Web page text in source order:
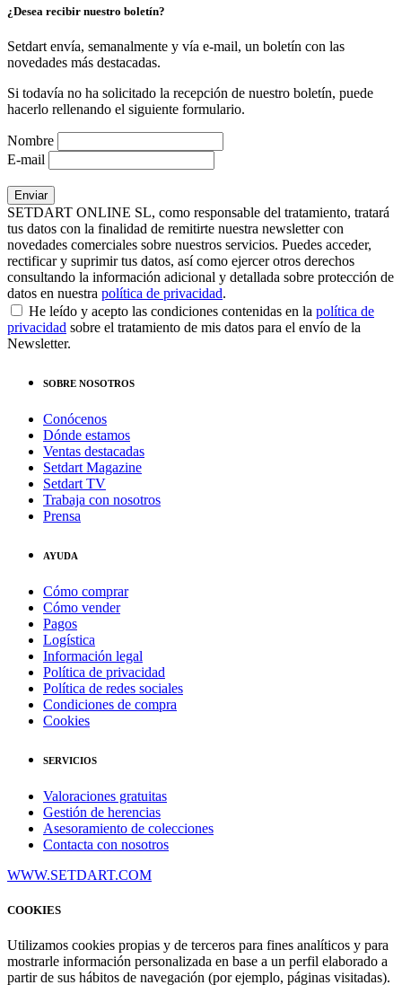
¿Desea recibir nuestro boletín?
Setdart envía, semanalmente y vía e-mail, un boletín con las
novedades más destacadas.
Si todavía no ha solicitado la recepción de nuestro boletín, puede
hacerlo rellenando el siguiente formulario.
Nombre
E-mail
SETDART ONLINE SL, como responsable del tratamiento, tratará
tus datos con la finalidad de remitirte nuestra newsletter con
novedades comerciales sobre nuestros servicios. Puedes acceder,
rectificar y suprimir tus datos, así como ejercer otros derechos
consultando la información adicional y detallada sobre protección de
datos en nuestra política de privacidad.
He leído y acepto las condiciones contenidas en la política de
privacidad sobre el tratamiento de mis datos para el envío de la
Newsletter.
SOBRE NOSOTROS
Conócenos
Dónde estamos
Ventas destacadas
Setdart Magazine
Setdart TV
Trabaja con nosotros
Prensa
AYUDA
Cómo comprar
Cómo vender
Pagos
Logística
Información legal
Política de privacidad
Política de redes sociales
Condiciones de compra
Cookies
SERVICIOS
Valoraciones gratuitas
Gestión de herencias
Asesoramiento de colecciones
Contacta con nosotros
WWW.SETDART.COM
COOKIES
Utilizamos cookies propias y de terceros para fines analíticos y para
mostrarle información personalizada en base a un perfil elaborado a
partir de sus hábitos de navegación (por ejemplo, páginas visitadas).